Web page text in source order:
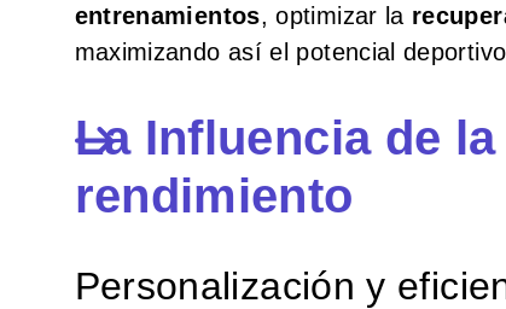
entrenamientos, optimizar la
maximizando así el potencial
La Influencia de
rendimiento
Personalización y